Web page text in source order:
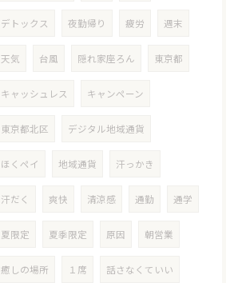
デトックス 夜勤帰り 疲労 週末
天気 台風 隠れ家座ろん 東京都
キャッシュレス キャンペーン
東京都北区 デジタル地域通貨
ほくペイ 地域通貨 汗っかき
汗だく 爽快 清涼感 通勤 通学
夏限定 夏季限定 原因 朝営業
癒しの場所 １席 話さなくていい